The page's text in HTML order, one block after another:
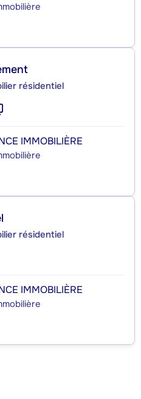
résidentiel
IMMOBILIÈRE
résidentiel
IMMOBILIÈRE